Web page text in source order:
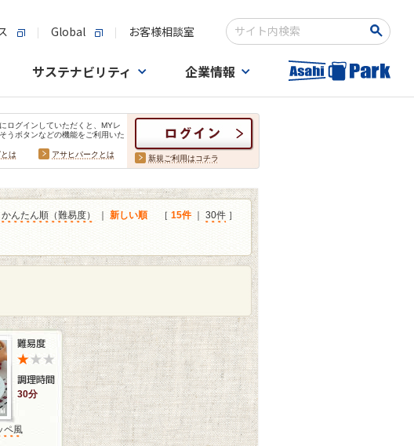
Global お客様相談室
検索キーワード入力
サステナビリティ 企業情報
ログインしていただくと、MYレ
うボタンなどの機能をご利用いた
は
アサヒパークとは 新規ご利用はコチラ
かんたん順（難易度） 新しい順 ［ 15件｜ 30件 ］
30分
ペ風